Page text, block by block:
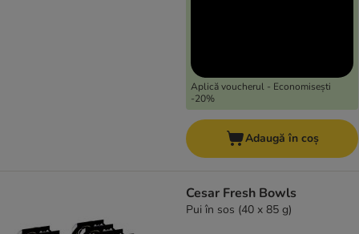
Aplică voucherul - Economisești
-20%
Adaugă în coș
Cesar Fresh Bowls
Pui în sos (40 x 85 g)